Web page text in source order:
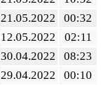
21.05.2022
00:32
12.05.2022
02:11
30.04.2022
08:23
29.04.2022
00:10